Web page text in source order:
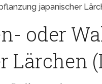
japanischer
oder
Lärchen